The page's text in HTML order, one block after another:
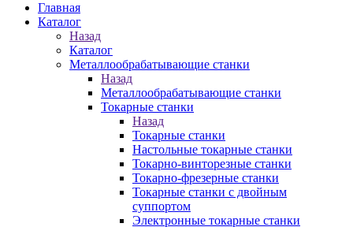
Главная
Каталог
Назад
Каталог
Металлообрабатывающие станки
Назад
Металлообрабатывающие станки
Токарные станки
Назад
Токарные станки
Настольные токарные станки
Токарно-винторезные станки
Токарно-фрезерные станки
Токарные станки с двойным
суппортом
Электронные токарные станки